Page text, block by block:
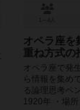
オペラ座
重ね方式の
オペラ座で発
ら情報を集め
る論理思考ペ
1920年 ・場所